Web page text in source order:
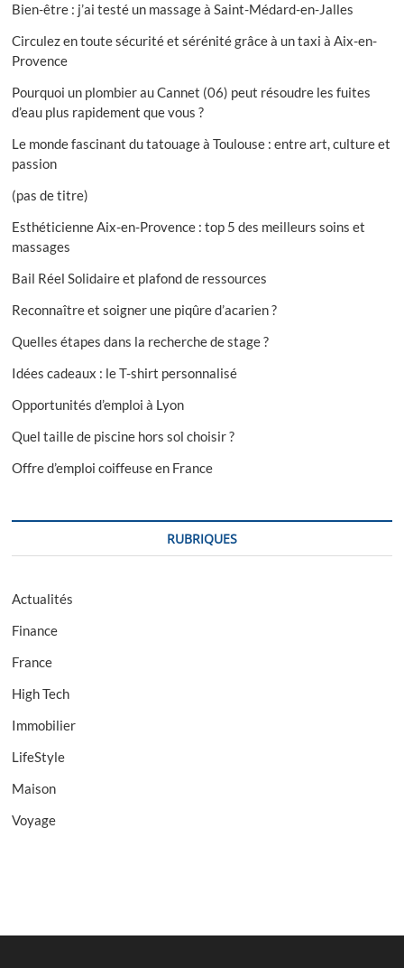
Bien-être : j’ai testé un massage à Saint-Médard-en-Jalles
Circulez en toute sécurité et sérénité grâce à un taxi à Aix-en-
Provence
Pourquoi un plombier au Cannet (06) peut résoudre les fuites
d’eau plus rapidement que vous ?
Le monde fascinant du tatouage à Toulouse : entre art, culture et
passion
(pas de titre)
Esthéticienne Aix-en-Provence : top 5 des meilleurs soins et
massages
Bail Réel Solidaire et plafond de ressources
Reconnaître et soigner une piqûre d’acarien ?
Quelles étapes dans la recherche de stage ?
Idées cadeaux : le T-shirt personnalisé
Opportunités d’emploi à Lyon
Quel taille de piscine hors sol choisir ?
Offre d’emploi coiffeuse en France
RUBRIQUES
Actualités
Finance
France
High Tech
Immobilier
LifeStyle
Maison
Voyage